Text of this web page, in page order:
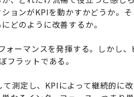
ョンがKPIを動かすかどうか。そ
どのように改善するか。
ーマンスを発揮する。しかし
ラットである。
測定し、KPIによって継続的に